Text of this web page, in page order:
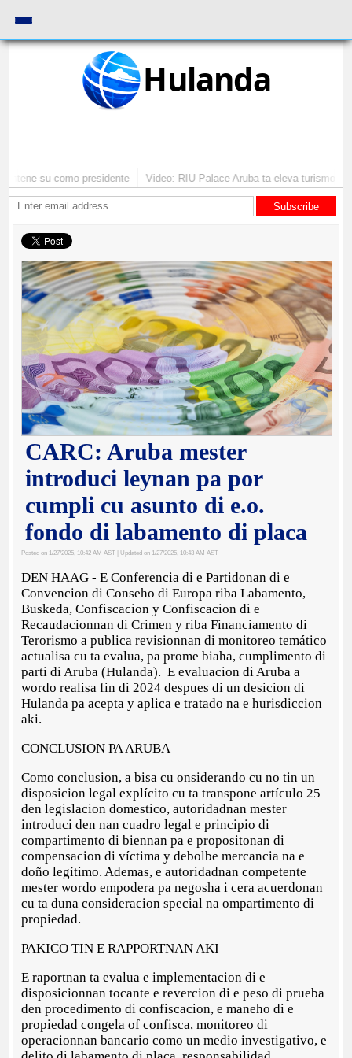
Hulanda
su como presidente Video: RIU Palace Aruba ta eleva turismo
Subscribe
CARC: Aruba mester
introduci leynan pa por
cumpli cu asunto di e.o.
fondo di labamento di placa
Posted on 1/27/2025, 10:42 AM AST | Updated on 1/27/2025, 10:43 AM AST
DEN HAAG - E Conferencia di e Partidonan di e
Convencion di Conseho di Europa riba Labamento,
Buskeda, Confiscacion y Confiscacion di e
Recaudacionnan di Crimen y riba Financiamento di
Terorismo a publica revisionnan di monitoreo temático
actualisa cu ta evalua, pa prome biaha, cumplimento di
parti di Aruba (Hulanda). E evaluacion di Aruba a
wordo realisa fin di 2024 despues di un desicion di
Hulanda pa acepta y aplica e tratado na e hurisdiccion
aki.
CONCLUSION PA ARUBA
Como conclusion, a bisa cu onsiderando cu no tin un
disposicion legal explícito cu ta transpone artículo 25
den legislacion domestico, autoridadnan mester
introduci den nan cuadro legal e principio di
compartimento di biennan pa e propositonan di
compensacion di víctima y debolbe mercancia na e
doño legítimo. Ademas, e autoridadnan competente
mester wordo empodera pa negosha i cera acuerdonan
cu ta duna consideracion special na ompartimento di
propiedad.
PAKICO TIN E RAPPORTNAN AKI
E raportnan ta evalua e implementacion di e
disposicionnan tocante e revercion di e peso di prueba
den procedimento di confiscacion, e maneho di e
propiedad congela of confisca, monitoreo di
operacionnan bancario como un medio investigativo, e